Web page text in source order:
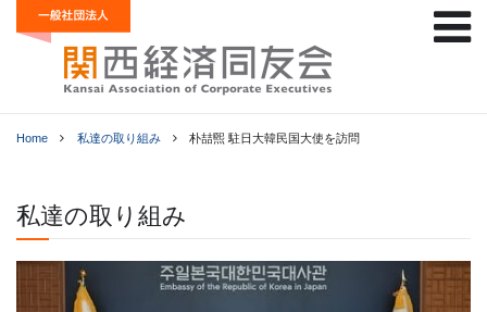
Home 私達の取り組み 朴喆煕 駐日大韓民国大使を訪問
私達の取り組み